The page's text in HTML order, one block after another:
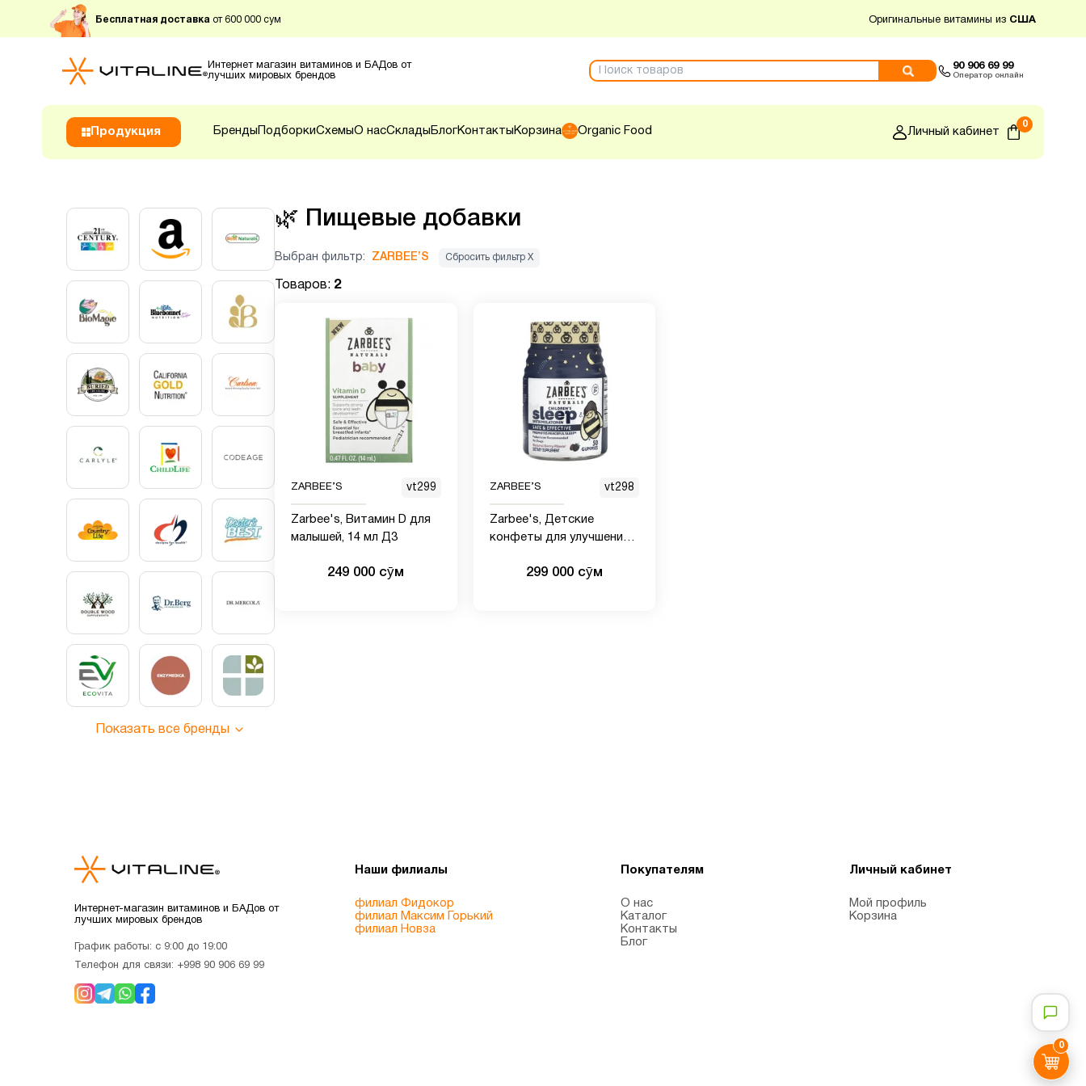
Бесплатная доставка от 600 000 сум Оригинальные витамины из США
Интернет магазин витаминов и БАДов от
лучших мировых брендов
90 906 69 99
Оператор онлайн
Продукция Бренды ПодборкиСхемыО насСклады БлогКонтакты Корзина Organic Food Личный кабинет
0
0
Показать все бренды
🌿 Пищевые добавки
Выбран фильтр: ZARBEE’S Сбросить фильтр Х
Товаров: 2
ZARBEE’S vt299
Zarbee's, Витамин D для
малышей, 14 мл Д3
249 000 сӯм
ZARBEE’S vt298
Zarbee's, Детские
конфеты для улучшения
натуральный ягодный
299 000 сӯм
Интернет-магазин витаминов и БАДов от
лучших мировых брендов
График работы: с 9:00 до 19:00
Телефон для связи: +998 90 906 69 99
Наши филиалы
филиал Фидокор
филиал Максим Горький
филиал Новза
Покупателям
О нас
Каталог
Контакты
Блог
Личный кабинет
Мой профиль
Корзина